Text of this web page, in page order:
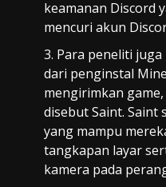
keamanan Discord
mencuri akun
Para peneliti
dari penginstal
mengirimkan
disebut Saint. Saint
yang mampu
tangkapan layar
kamera pada